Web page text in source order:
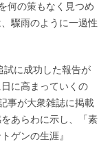
何の策もなく見つめ
驟雨のように一過性
試に成功した報告が
に高まっていくの
事が大衆雑誌に掲載
あらわに示し、「素
ゲンの生涯』